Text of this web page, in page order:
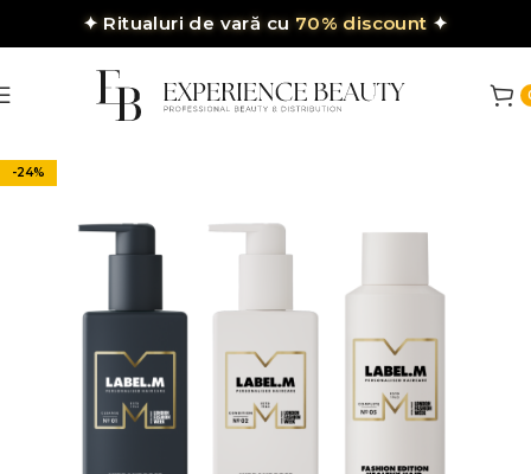
✦ Ritualuri de vară cu 70% discount ✦
-24%